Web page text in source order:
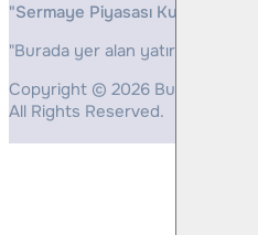
"Sermaye Piyasası Kurulunun,
"Burada yer alan yatırım bilgi,
Copyright © 2026 Bulls Yatırım
All Rights Reserved.